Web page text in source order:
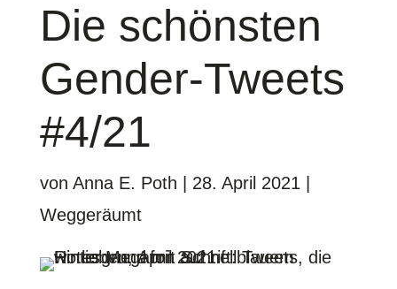
Die schönsten
Gender-Tweets
#4/21
von Anna E. Poth 28. April 2021
Weggeräumt